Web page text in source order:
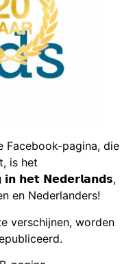
Facebook-pagina, die
is het
𝗶𝗻 𝗵𝗲𝘁 𝗡𝗲𝗱𝗲𝗿𝗹𝗮𝗻𝗱𝘀,
en Nederlanders!
verschijnen, worden